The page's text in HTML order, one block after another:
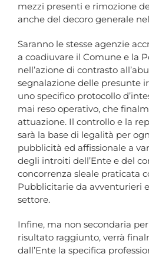
mezzi presenti e rimozione
anche del decoro generale
Saranno le stesse agenzie
a coadiuvare il Comune e la
nell’azione di contrasto
segnalazione delle presunte
uno specifico protocollo
mai reso operativo, che
attuazione. Il controllo e la
sarà la base di legalità per
pubblicità ed affissionale a
degli introiti dell’Ente e del
concorrenza sleale praticata
Pubblicitarie da avventurieri
settore.
Infine, ma non secondaria
risultato raggiunto, verrà
dall’Ente la specifica